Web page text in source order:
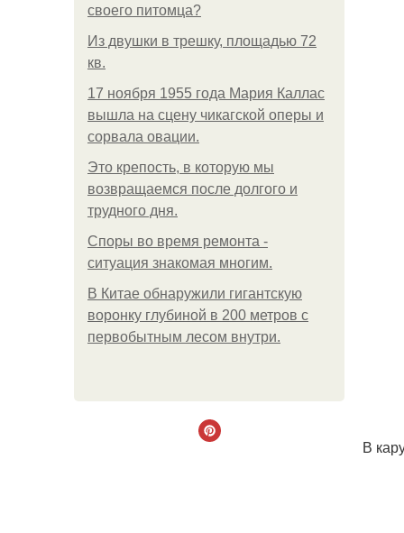
своего питомца?
Из двушки в трешку, площадью 72
кв.
17 ноября 1955 года Мария Каллас
вышла на сцену чикагской оперы и
сорвала овации.
Это крепость, в которую мы
возвращаемся после долгого и
трудного дня.
Споры во время ремонта -
ситуация знакомая многим.
В Китaе обнаружили гигaнтскую
воронку глубиной в 200 метров с
первобытным лесом внутри.
В